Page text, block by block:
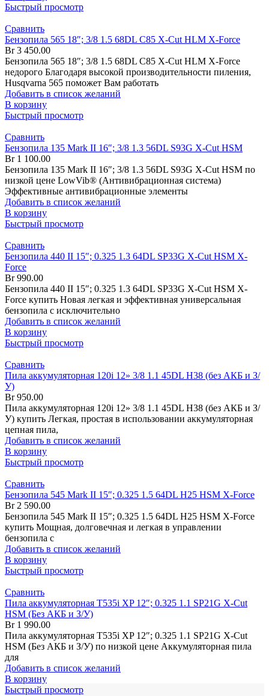
Быстрый просмотр
Сравнить
Бензопила 565 18″; 3/8 1.5 68DL C85 X-Cut HLM X-Force
Br3 450.00
Бензопила 565 18″; 3/8 1.5 68DL C85 X-Cut HLM X-Force
недорого Благодаря высокой производительности пиления,
Husqvarna 565 поможет Вам работать
Добавить в список желаний
В корзину
Быстрый просмотр
Сравнить
Бензопила 135 Mark II 16″; 3/8 1.3 56DL S93G X-Cut HSM
Br1 100.00
Бензопила 135 Mark II 16″; 3/8 1.3 56DL S93G X-Cut HSM по
низкой цене LowVib® (Антивибрационная система)
Эффективные антивибрационные элементы
Добавить в список желаний
В корзину
Быстрый просмотр
Сравнить
Бензопила 440 II 15″; 0.325 1.3 64DL SP33G X-Cut HSM X-
Force
Br990.00
Бензопила 440 II 15″; 0.325 1.3 64DL SP33G X-Cut HSM X-
Force купить Новая легкая и эффективная универсальная
бензопила с исключительно
Добавить в список желаний
В корзину
Быстрый просмотр
Сравнить
Пила аккумуляторная 120i 12» 3/8 1.1 45DL H38 (без АКБ и З/
У)
Br950.00
Пила аккумуляторная 120i 12» 3/8 1.1 45DL H38 (без АКБ и З/
У) купить Легкая, простая в использовании аккумуляторная
цепная пила,
Добавить в список желаний
В корзину
Быстрый просмотр
Сравнить
Бензопила 545 Mark II 15″; 0.325 1.5 64DL H25 HSM X-Force
Br2 590.00
Бензопила 545 Mark II 15″; 0.325 1.5 64DL H25 HSM X-Force
купить Мощная, долговечная и легкая в управлении
бензопила с
Добавить в список желаний
В корзину
Быстрый просмотр
Сравнить
Пила аккумуляторная T535i XP 12″; 0.325 1.1 SP21G X-Cut
HSM (Без АКБ и З/У)
Br1 990.00
Пила аккумуляторная T535i XP 12″; 0.325 1.1 SP21G X-Cut
HSM (Без АКБ и З/У) по низкой цене Аккумуляторная пила
для
Добавить в список желаний
В корзину
Быстрый просмотр